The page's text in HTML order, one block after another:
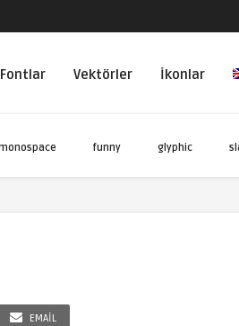
Fontlar Vektörler İkonlar
funny glyphic
EMAIL